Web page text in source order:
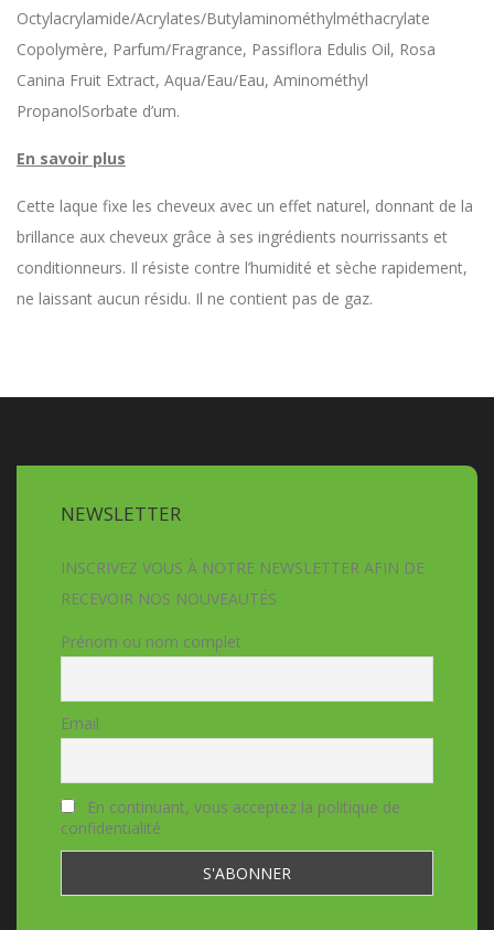
Octylacrylamide/Acrylates/Butylaminométhylméthacrylate
Copolymère, Parfum/Fragrance, Passiflora Edulis Oil, Rosa
Canina Fruit Extract, Aqua/Eau/Eau, Aminométhyl
PropanolSorbate d’um.
En savoir plus
Cette laque fixe les cheveux avec un effet naturel, donnant de la
brillance aux cheveux grâce à ses ingrédients nourrissants et
conditionneurs. Il résiste contre l’humidité et sèche rapidement,
ne laissant aucun résidu. Il ne contient pas de gaz.
NEWSLETTER
INSCRIVEZ VOUS À NOTRE NEWSLETTER AFIN DE
RECEVOIR NOS NOUVEAUTÉS
Prénom ou nom complet
Email
En continuant, vous acceptez la politique de
confidentialité